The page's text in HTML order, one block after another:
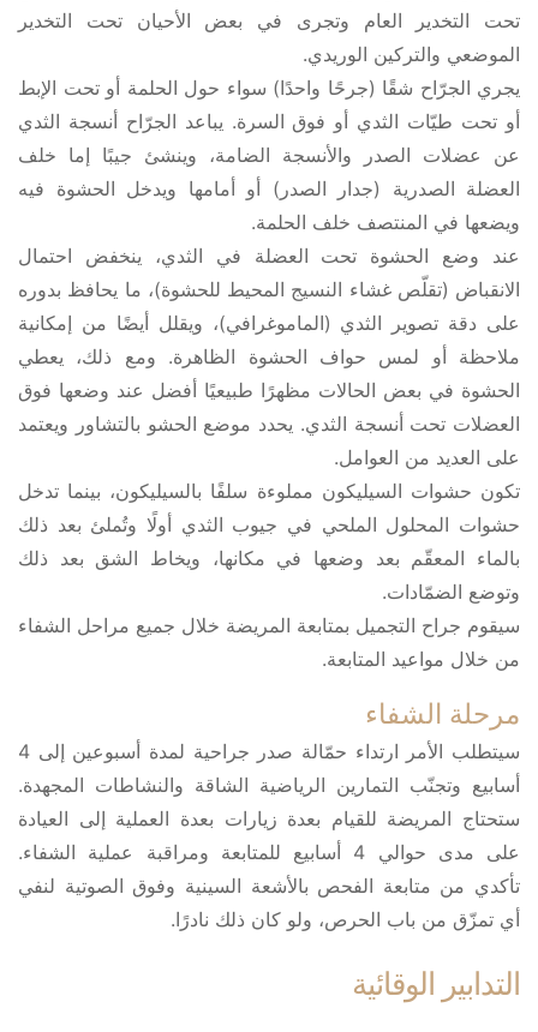
تحت التخدير العام وتجرى في بعض الأحيان تحت التخدير
الموضعي والتركين الوريدي.
يجري الجرّاح شقًا (جرحًا واحدًا) سواء حول الحلمة أو تحت الإبط
أو تحت طيّات الثدي أو فوق السرة. يباعد الجرّاح أنسجة الثدي
عن عضلات الصدر والأنسجة الضامة، وينشئ جيبًا إما خلف
العضلة الصدرية (جدار الصدر) أو أمامها ويدخل الحشوة فيه
ويضعها في المنتصف خلف الحلمة.
عند وضع الحشوة تحت العضلة في الثدي، ينخفض احتمال
الانقباض (تقلّص غشاء النسيج المحيط للحشوة)، ما يحافظ بدوره
على دقة تصوير الثدي (الماموغرافي)، ويقلل أيضًا من إمكانية
ملاحظة أو لمس حواف الحشوة الظاهرة. ومع ذلك، يعطي
الحشوة في بعض الحالات مظهرًا طبيعيًا أفضل عند وضعها فوق
العضلات تحت أنسجة الثدي. يحدد موضع الحشو بالتشاور ويعتمد
على العديد من العوامل.
تكون حشوات السيليكون مملوءة سلفًا بالسيليكون، بينما تدخل
حشوات المحلول الملحي في جيوب الثدي أولًا وتُملئ بعد ذلك
بالماء المعقّم بعد وضعها في مكانها، ويخاط الشق بعد ذلك
وتوضع الضمّادات.
سيقوم جراح التجميل بمتابعة المريضة خلال جميع مراحل الشفاء
من خلال مواعيد المتابعة.
مرحلة الشفاء
سيتطلب الأمر ارتداء حمّالة صدر جراحية لمدة أسبوعين إلى 4
أسابيع وتجنّب التمارين الرياضية الشاقة والنشاطات المجهدة.
ستحتاج المريضة للقيام بعدة زيارات بعدة العملية إلى العيادة
على مدى حوالي 4 أسابيع للمتابعة ومراقبة عملية الشفاء.
تأكدي من متابعة الفحص بالأشعة السينية وفوق الصوتية لنفي
أي تمزّق من باب الحرص، ولو كان ذلك نادرًا.
التدابير الوقائية